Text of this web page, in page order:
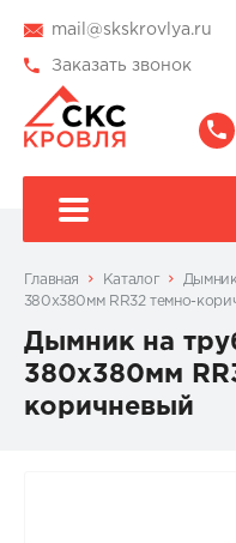
mail@skskrovlya.ru
Заказать звонок
Главная Каталог
380x380мм RR32 темно-
Дымник на
380x380мм
коричневый